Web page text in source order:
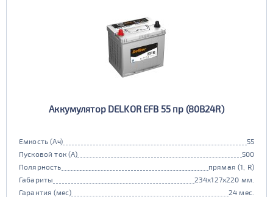
Аккумулятор DELKOR EFB 55 пр (80B24R)
Емкость (Ач)
55
Пусковой ток (А)
500
Полярность
прямая (1, R)
Габариты
234x127x220 мм.
Гарантия (мес)
24 мес.